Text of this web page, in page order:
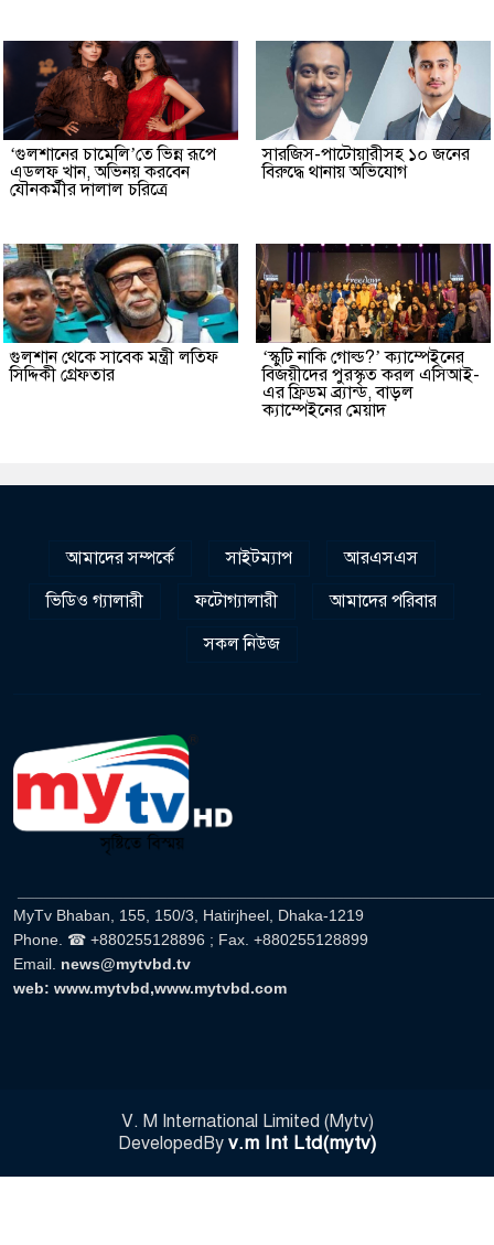
‘গুলশানের চামেলি’তে ভিন্ন রূপে
এডলফ খান, অভিনয় করবেন
যৌনকর্মীর দালাল চরিত্রে
সারজিস-পাটোয়ারীসহ ১০ জনের
বিরুদ্ধে থানায় অভিযোগ
গুলশান থেকে সাবেক মন্ত্রী লতিফ
সিদ্দিকী গ্রেফতার
‘স্কুটি নাকি গোল্ড?’ ক্যাম্পেইনের
বিজয়ীদের পুরস্কৃত করল এসিআই-
এর ফ্রিডম ব্র্যান্ড, বাড়ল
ক্যাম্পেইনের মেয়াদ
আমাদের সম্পর্কে সাইটম্যাপ
আরএসএস
ভিডিও গ্যালারী
ফটোগ্যালারী
আমাদের পরিবার
সকল নিউজ
MyTv Bhaban, 155, 150/3, Hatirjheel, Dhaka-1219
Phone. ☎ +880255128896 ; Fax. +880255128899
Email. news@mytvbd.tv
web: www.mytvbd,www.mytvbd.com
V. M International Limited (Mytv)
DevelopedBy v.m Int Ltd(mytv)